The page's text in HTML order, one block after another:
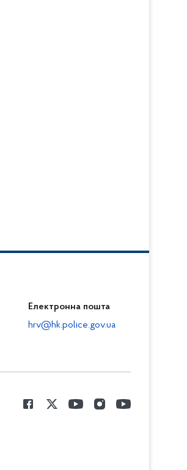
Електронна пошта
hrv@hk.police.gov.ua